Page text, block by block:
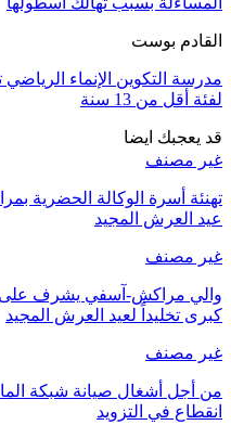
القادم بوست
مدرسة التكوين الإنماء
لفئة أقل من 13 سنة
قد يعجبك ايضا
غير مصنف
تهنئة أسرة الوكالة الحضرية
عيد العرش المجيد
غير مصنف
والي مراكش-آسفي يشرف على
كبرى تخليداً لعيد العرش المجيد
غير مصنف
من أجل أشغال صيانة شبكة
انقطاع في التزويد